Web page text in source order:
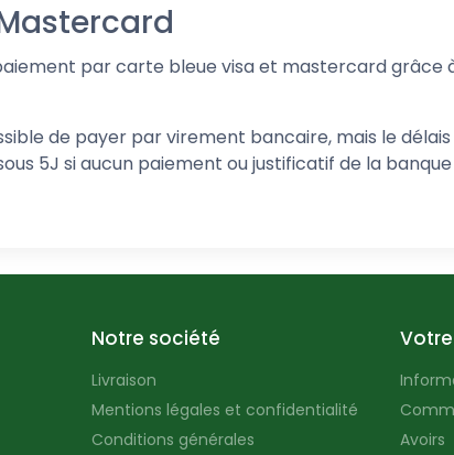
par carte bleue visa et mastercard
de payer par virement bancaire, mais le
5J si aucun paiement ou justificatif de la
Notre société
Livraison
Mentions légales et confidentialité
Conditions générales
Avoirs